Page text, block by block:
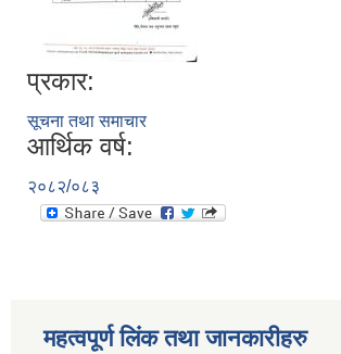
प्रकार:
सूचना तथा समाचार
आर्थिक वर्ष:
२०८२/०८३
महत्वपूर्ण लिंक तथा जानकारीहरु